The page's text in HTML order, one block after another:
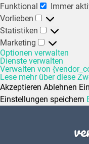
Funktional
Immer
Vorlieben
Statistiken
Marketing
Optionen verwalten
Dienste verwalten
Verwalten von
Lese mehr über diese
Akzeptieren Ablehnen
Einstellungen speichern